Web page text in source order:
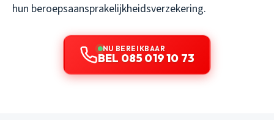
hun beroepsaansprakelijkheidsverzekering.
NU BEREIKBAAR
BEL 085 019 10 73